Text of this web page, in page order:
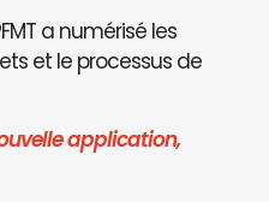
a numérisé les
et le processus de
application,